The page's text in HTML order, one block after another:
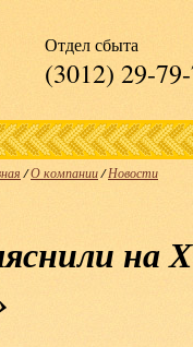
Отдел сбыта
(3012) 29-
/О компании/Новости
на